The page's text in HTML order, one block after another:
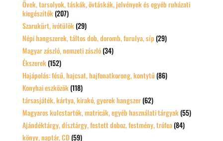
Övek, tarsolyok, táskák, övtáskák, jelvények és egyéb ruházati
kiegészítők (207)
Szarukürt, ivótülök (29)
Népi hangszerek, táltos dob, doromb, furulya, síp (29)
Magyar zászló, nemzeti zászló (34)
Ékszerek (152)
Hajápolás: fésű, hajcsat, hajfonatkorong, kontytű (86)
Konyhai eszközök (118)
társasjáték, kártya, kirakó, gyerek hangszer (62)
Magyaros kulcstartók, matricák, egyéb használati tárgyak (55)
Ajándéktárgy, dísztárgy, festett doboz, festmény, trófea (84)
könyv, naptár, CD (59)